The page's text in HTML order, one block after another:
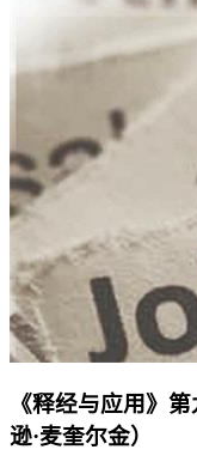
《释经与应用》
逊·麦奎尔金）